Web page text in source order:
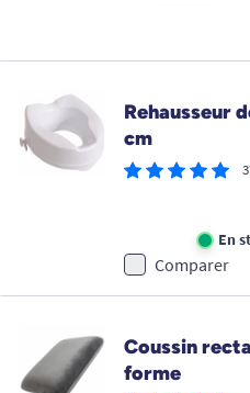
Rehausseur
cm
En
Comparer
Coussin
forme